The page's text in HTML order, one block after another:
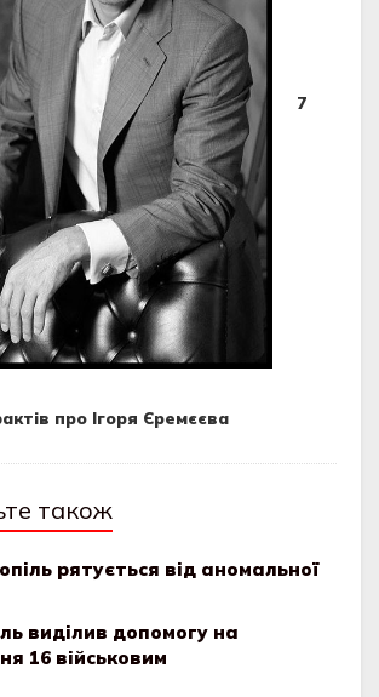
7
про Ігоря Єремєєва
також
рятується від аномальної
виділив допомогу на
16 військовим